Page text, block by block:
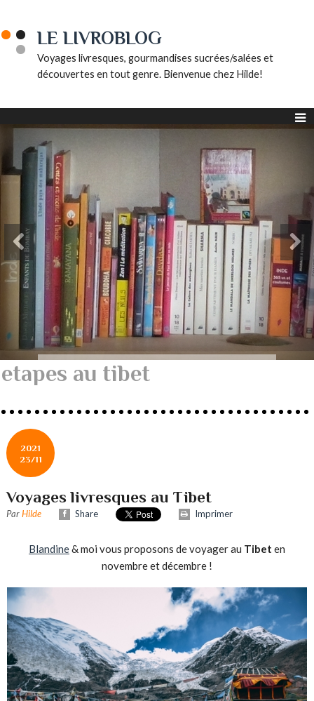
LE LIVROBLOG
Voyages livresques, gourmandises sucrées/salées et
découvertes en tout genre. Bienvenue chez Hilde!
etapes au tibet
2021
23/11
Voyages livresques au Tibet
Par Hilde Share Imprimer
Blandine& moi vous proposons de voyager au Tibet en
novembre et décembre !